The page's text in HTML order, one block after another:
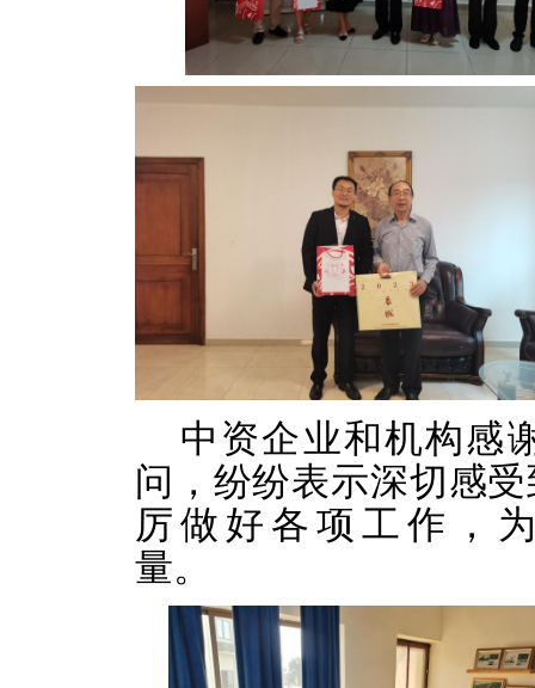
中资企业和机构感
问，纷纷表示深切感
厉做好各项工作，
量。